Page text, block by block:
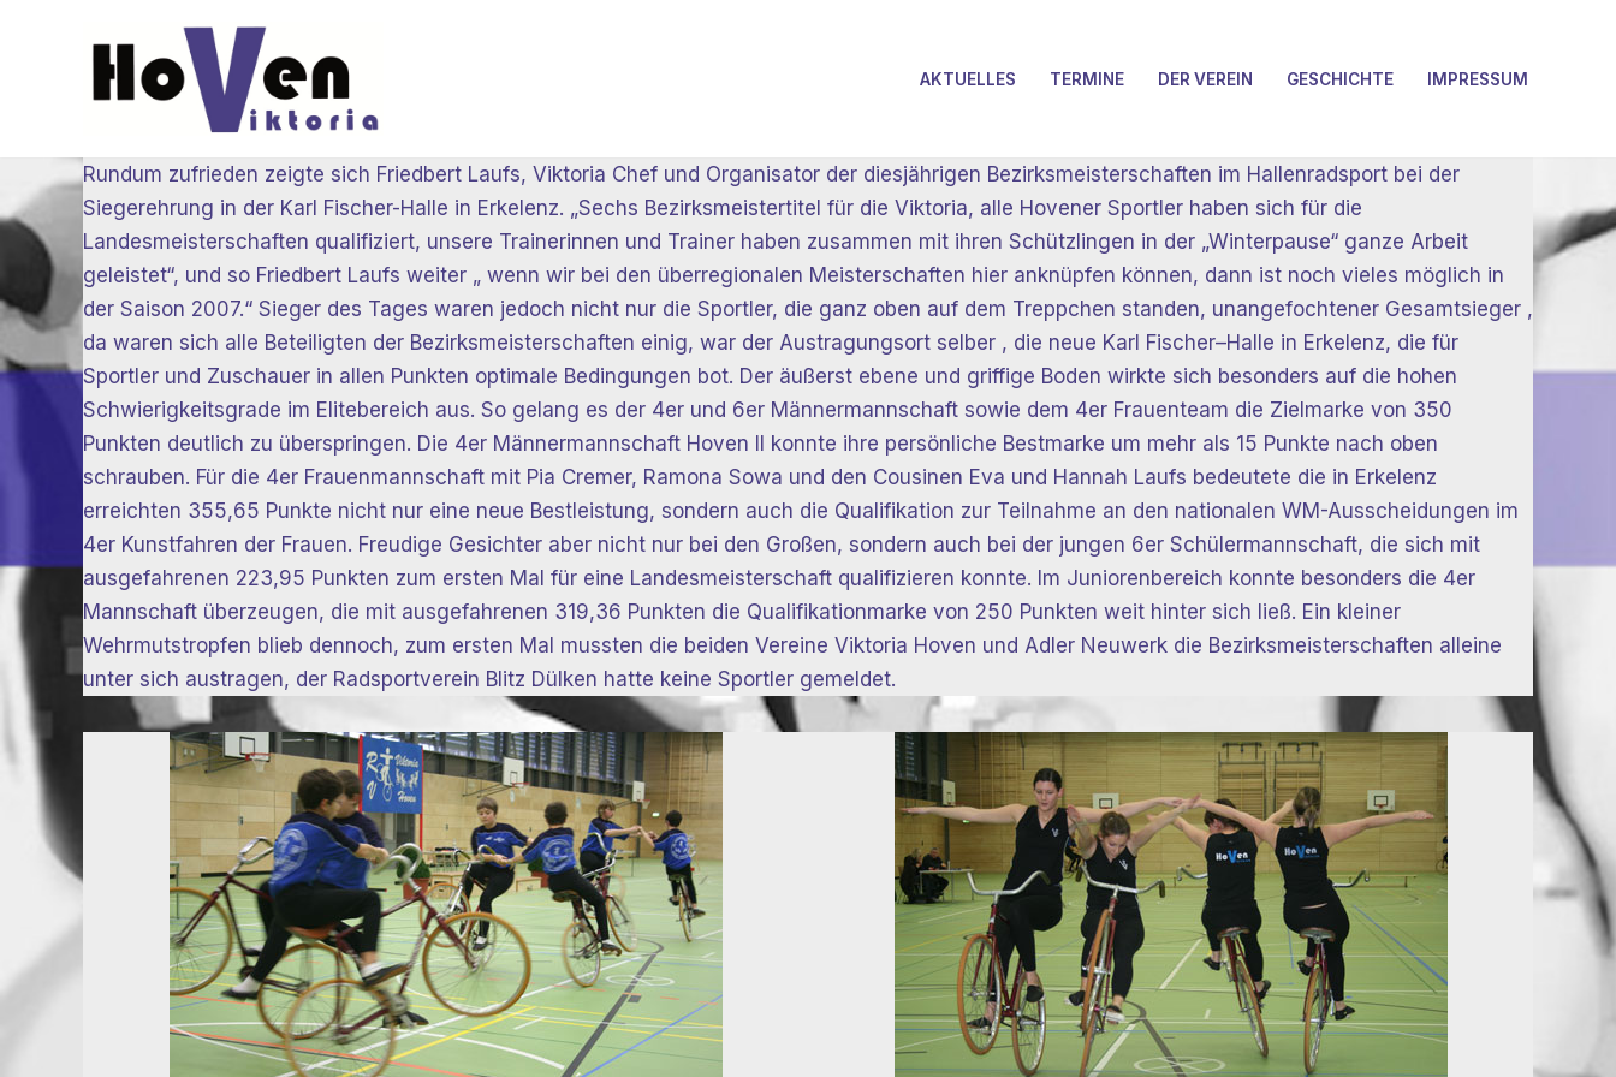
AKTUELLES TERMINE DER VEREIN GESCHICHTE IMPRESSUM
Rundum zufrieden zeigte sich Friedbert Laufs, Viktoria Chef und Organisator der diesjährigen Bezirksmeisterschaften im Hallenradsport bei der
Siegerehrung in der Karl Fischer-Halle in Erkelenz. „Sechs Bezirksmeistertitel für die Viktoria, alle Hovener Sportler haben sich für die
Landesmeisterschaften qualifiziert, unsere Trainerinnen und Trainer haben zusammen mit ihren Schützlingen in der „Winterpause“ ganze Arbeit
geleistet“, und so Friedbert Laufs weiter „ wenn wir bei den überregionalen Meisterschaften hier anknüpfen können, dann ist noch vieles möglich in
der Saison 2007.“ Sieger des Tages waren jedoch nicht nur die Sportler, die ganz oben auf dem Treppchen standen, unangefochtener Gesamtsieger ,
da waren sich alle Beteiligten der Bezirksmeisterschaften einig, war der Austragungsort selber , die neue Karl Fischer–Halle in Erkelenz, die für
Sportler und Zuschauer in allen Punkten optimale Bedingungen bot. Der äußerst ebene und griffige Boden wirkte sich besonders auf die hohen
Schwierigkeitsgrade im Elitebereich aus. So gelang es der 4er und 6er Männermannschaft sowie dem 4er Frauenteam die Zielmarke von 350
Punkten deutlich zu überspringen. Die 4er Männermannschaft Hoven II konnte ihre persönliche Bestmarke um mehr als 15 Punkte nach oben
schrauben. Für die 4er Frauenmannschaft mit Pia Cremer, Ramona Sowa und den Cousinen Eva und Hannah Laufs bedeutete die in Erkelenz
erreichten 355,65 Punkte nicht nur eine neue Bestleistung, sondern auch die Qualifikation zur Teilnahme an den nationalen WM-Ausscheidungen im
4er Kunstfahren der Frauen. Freudige Gesichter aber nicht nur bei den Großen, sondern auch bei der jungen 6er Schülermannschaft, die sich mit
ausgefahrenen 223,95 Punkten zum ersten Mal für eine Landesmeisterschaft qualifizieren konnte. Im Juniorenbereich konnte besonders die 4er
Mannschaft überzeugen, die mit ausgefahrenen 319,36 Punkten die Qualifikationmarke von 250 Punkten weit hinter sich ließ. Ein kleiner
Wehrmutstropfen blieb dennoch, zum ersten Mal mussten die beiden Vereine Viktoria Hoven und Adler Neuwerk die Bezirksmeisterschaften alleine
unter sich austragen, der Radsportverein Blitz Dülken hatte keine Sportler gemeldet.